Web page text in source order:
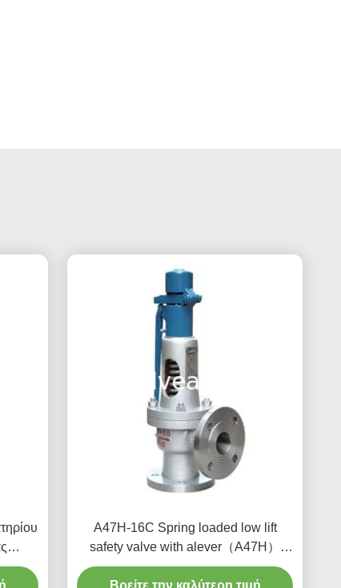
με
A47H-16C Spring loaded low lift
safety valve with alever（A47H）
suitable for equipment and piping for
steam , air
Βρείτε την καλύτερη τιμή